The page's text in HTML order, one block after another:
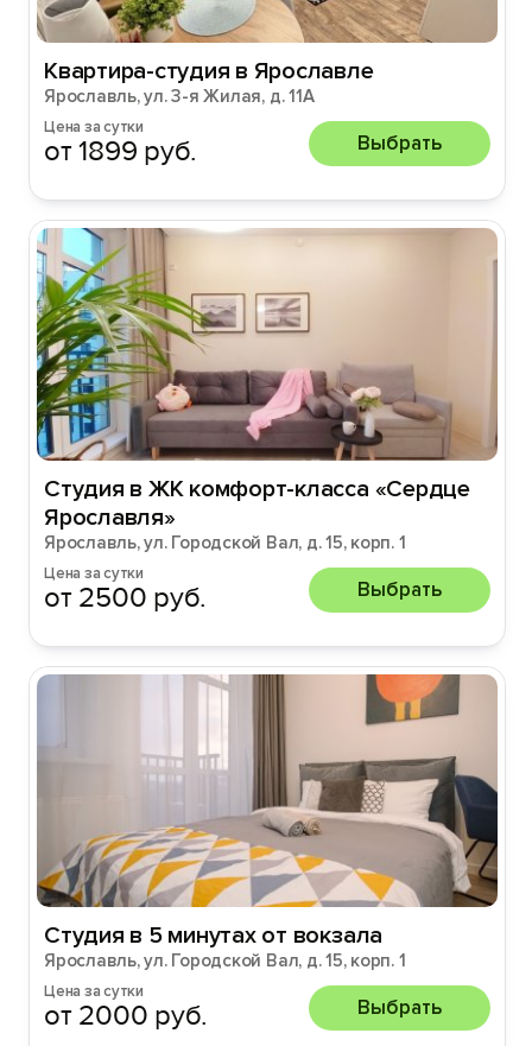
Квартира-студия в Ярославле
Ярославль, ул. 3-я Жилая, д. 11А
Цена за сутки
от 1899 руб. Выбрать
Студия в ЖК комфорт-класса «Сердце
Ярославля»
Ярославль, ул. Городской Вал, д. 15, корп. 1
Цена за сутки
от 2500 руб. Выбрать
Студия в 5 минутах от вокзала
Ярославль, ул. Городской Вал, д. 15, корп. 1
Цена за сутки
от 2000 руб. Выбрать